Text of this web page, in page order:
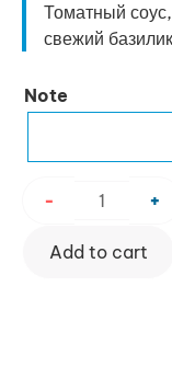
Томатный
свежий базилик
Note
042
quantity
- +
Add to cart